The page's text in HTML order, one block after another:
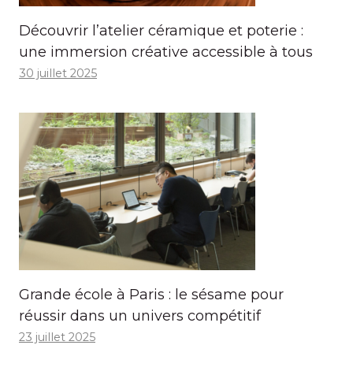
Découvrir l’atelier céramique et poterie :
une immersion créative accessible à tous
30 juillet 2025
Grande école à Paris : le sésame pour
réussir dans un univers compétitif
23 juillet 2025